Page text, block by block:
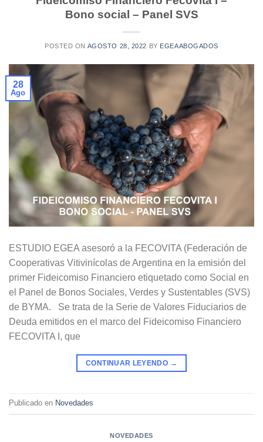
Bono social – Panel SVS
POSTED ON AGOSTO 28, 2022 BY EGEAABOGADOS
28
Ago
ESTUDIO EGEA asesoró a la FECOVITA (Federación de
Cooperativas Vitivinícolas de Argentina en la emisión del
primer Fideicomiso Financiero etiquetado como Social en
el Panel de Bonos Sociales, Verdes y Sustentables (SVS)
de BYMA. Se trata de la Serie de Valores Fiduciarios de
Deuda emitidos en el marco del Fideicomiso Financiero
FECOVITA I, que
CONTINUAR LEYENDO →
Publicado en Novedades
NOVEDADES